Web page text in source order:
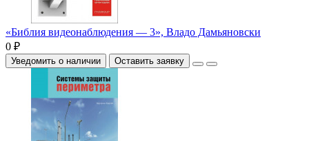
«Библия видеонаблюдения — 3», Владо Дамьяновски
0 ₽
Уведомить о наличии Оставить заявку